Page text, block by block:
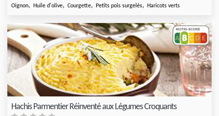
Oignon, Huile d'olive, Courgette, Petits pois surgelés, Haricots verts
Hachis Parmentier Réinventé aux Légumes Croquants